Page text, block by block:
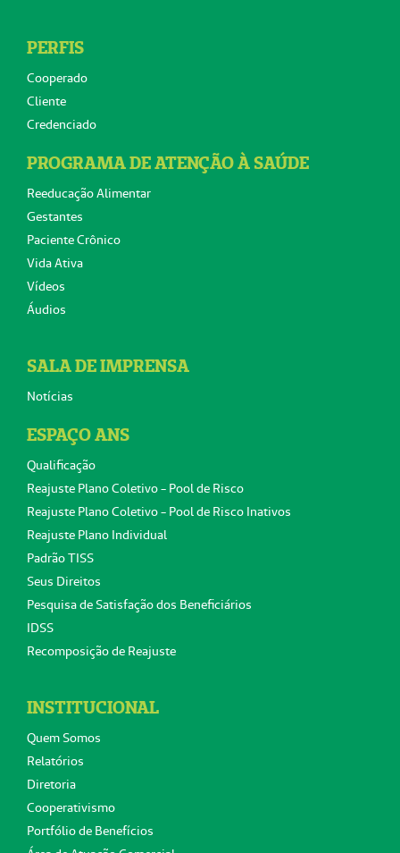
PERFIS
Cooperado
Cliente
Credenciado
PROGRAMA DE ATENÇÃO À SAÚDE
Reeducação Alimentar
Gestantes
Paciente Crônico
Vida Ativa
Vídeos
Áudios
SALA DE IMPRENSA
Notícias
ESPAÇO ANS
Qualificação
Reajuste Plano Coletivo - Pool de Risco
Reajuste Plano Coletivo - Pool de Risco Inativos
Reajuste Plano Individual
Padrão TISS
Seus Direitos
Pesquisa de Satisfação dos Beneficiários
IDSS
Recomposição de Reajuste
INSTITUCIONAL
Quem Somos
Relatórios
Diretoria
Cooperativismo
Portfólio de Benefícios